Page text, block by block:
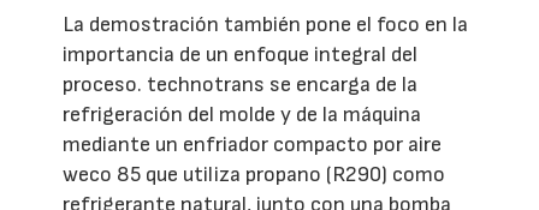
La demostración también pone el foco en la
importancia de un enfoque integral del
proceso. technotrans se encarga de la
refrigeración del molde y de la máquina
mediante un enfriador compacto por aire
weco 85 que utiliza propano (R290) como
refrigerante natural, junto con una bomba